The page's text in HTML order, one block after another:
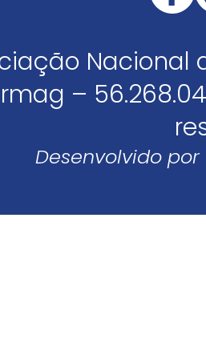
Nacional
–
Desenvolvido por